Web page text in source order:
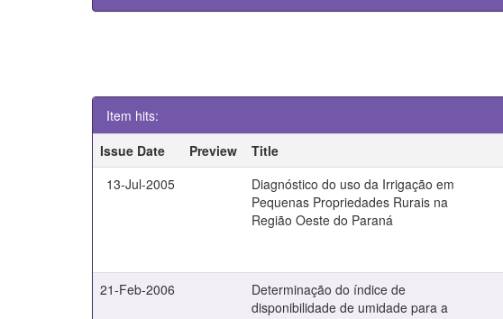
Item hits:
Issue Date
Preview Title
13-Jul-2005
Diagnóstico do uso da Irrigação em
Pequenas Propriedades Rurais na
Região Oeste do Paraná
21-Feb-2006
Determinação do índice de
disponibilidade de umidade para a